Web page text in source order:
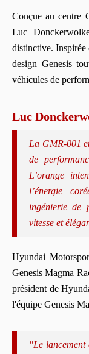
Conçue au centre
Luc
distinctive.
design Genesis
véhicules de
Luc
La GMR-001
de
L’orange
l’énergie
ingénierie de
vitesse et
Hyundai
Genesis Magma
président de
l'équipe Genesis
"Le lancement